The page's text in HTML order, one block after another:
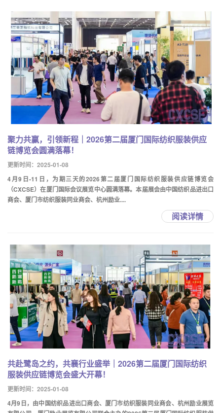
聚力共赢，引领新程｜2026第二届厦门国际纺织服装供应
链博览会圆满落幕！
更新时间：2025-01-08
4月9日-11日，为期三天的2026第二届厦门国际纺织服装供应链博览会
（CXCSE）在厦门国际会议展览中心圆满落幕。本届展会由中国纺织品进出口
商会、厦门市纺织服装同业商会、杭州励业....
阅读详情
共赴鹭岛之约，共襄行业盛举｜2026第二届厦门国际纺织
服装供应链博览会盛大开幕！
更新时间：2025-01-08
4月9日，由中国纺织品进出口商会、厦门市纺织服装同业商会、杭州励业展览